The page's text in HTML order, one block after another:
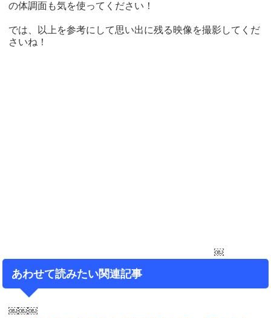
の体調面も気を使ってください！
では、以上を参考にして思い出に残る映像を撮影してくだ
さいね！
￼
あわせて読みたい関連記事
￼￼￼